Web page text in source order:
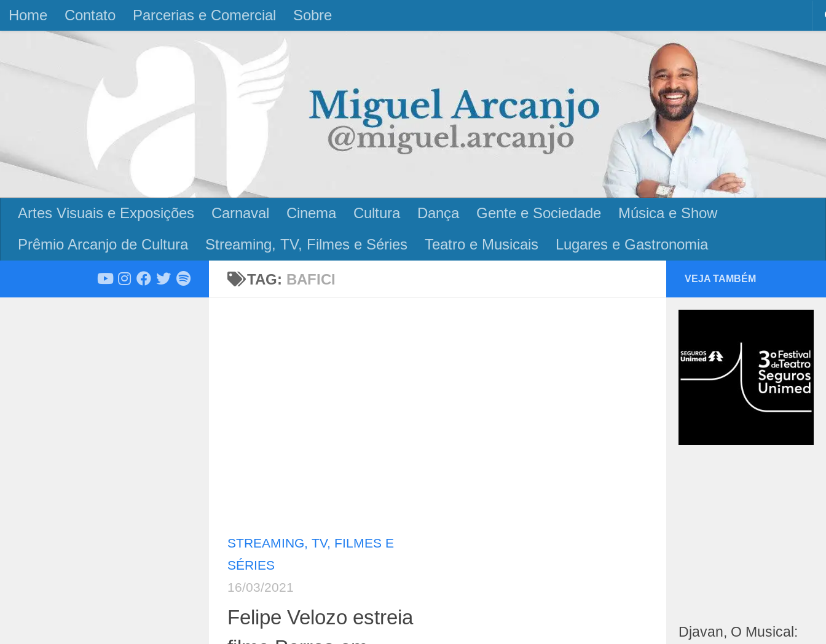
Skip to content
Home Contato Parcerias e Comercial Sobre
Artes Visuais e Exposições Carnaval Cinema Cultura Dança Gente e Sociedade
Música e Show
Prêmio Arcanjo de Cultura
Streaming, TV, Filmes e Séries Teatro e Musicais Lugares e Gastronomia
TAG: BAFICI
STREAMING, TV, FILMES E
SÉRIES
16/03/2021
Felipe Velozo estreia
VEJA TAMBÉM
Djavan, O Musical: